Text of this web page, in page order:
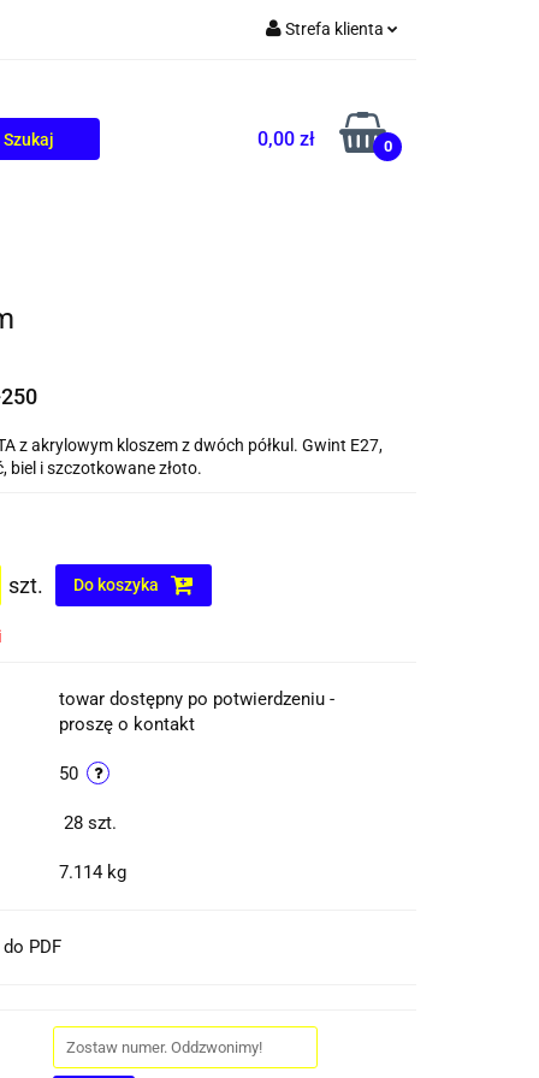
Strefa klienta
Zarejestruj się
Dodaj zgłoszenie
0,00 zł 0
z akrylowym kloszem z dwóch półkul. Gwint E27,
biel i szczotkowane złoto.
szt. Do koszyka
towar dostępny po potwierdzeniu -
proszę o kontakt
50
28 szt.
7.114 kg
PDF